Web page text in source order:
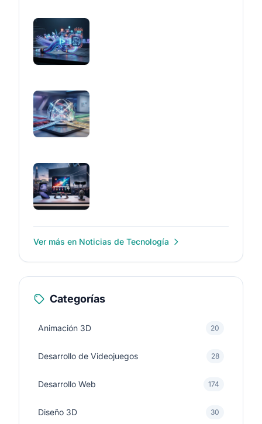
Ver más en Noticias de Tecnología
Categorías
Animación 3D 20
Desarrollo de Videojuegos 28
Desarrollo Web 174
Diseño 3D 30